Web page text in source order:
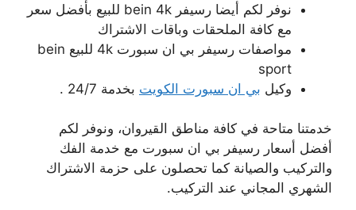
نوفر لكم أيضا رسيفر bein 4k للبيع بأفضل سعر
مع كافة الملحقات وباقات الاشتراك
مواصفات رسيفر بي ان سبورت 4k للبيع bein
sport
وكيل بي ان سبورت الكويت بخدمة 24/7 .
خدمتنا متاحة في كافة مناطق القيروان، ونوفر لكم
أفضل أسعار رسيفر بي ان سبورت مع خدمة الفك
والتركيب والصيانة كما تحصلون على حزمة الاشتراك
الشهري المجاني عند التركيب.